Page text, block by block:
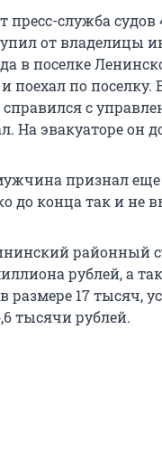
пресс-служба
от владелицы
в поселке
поехал по
с
На эвакуаторе он
признал
до конца так и не
районный
рублей, а
размере 17 тысяч,
тысячи рублей.